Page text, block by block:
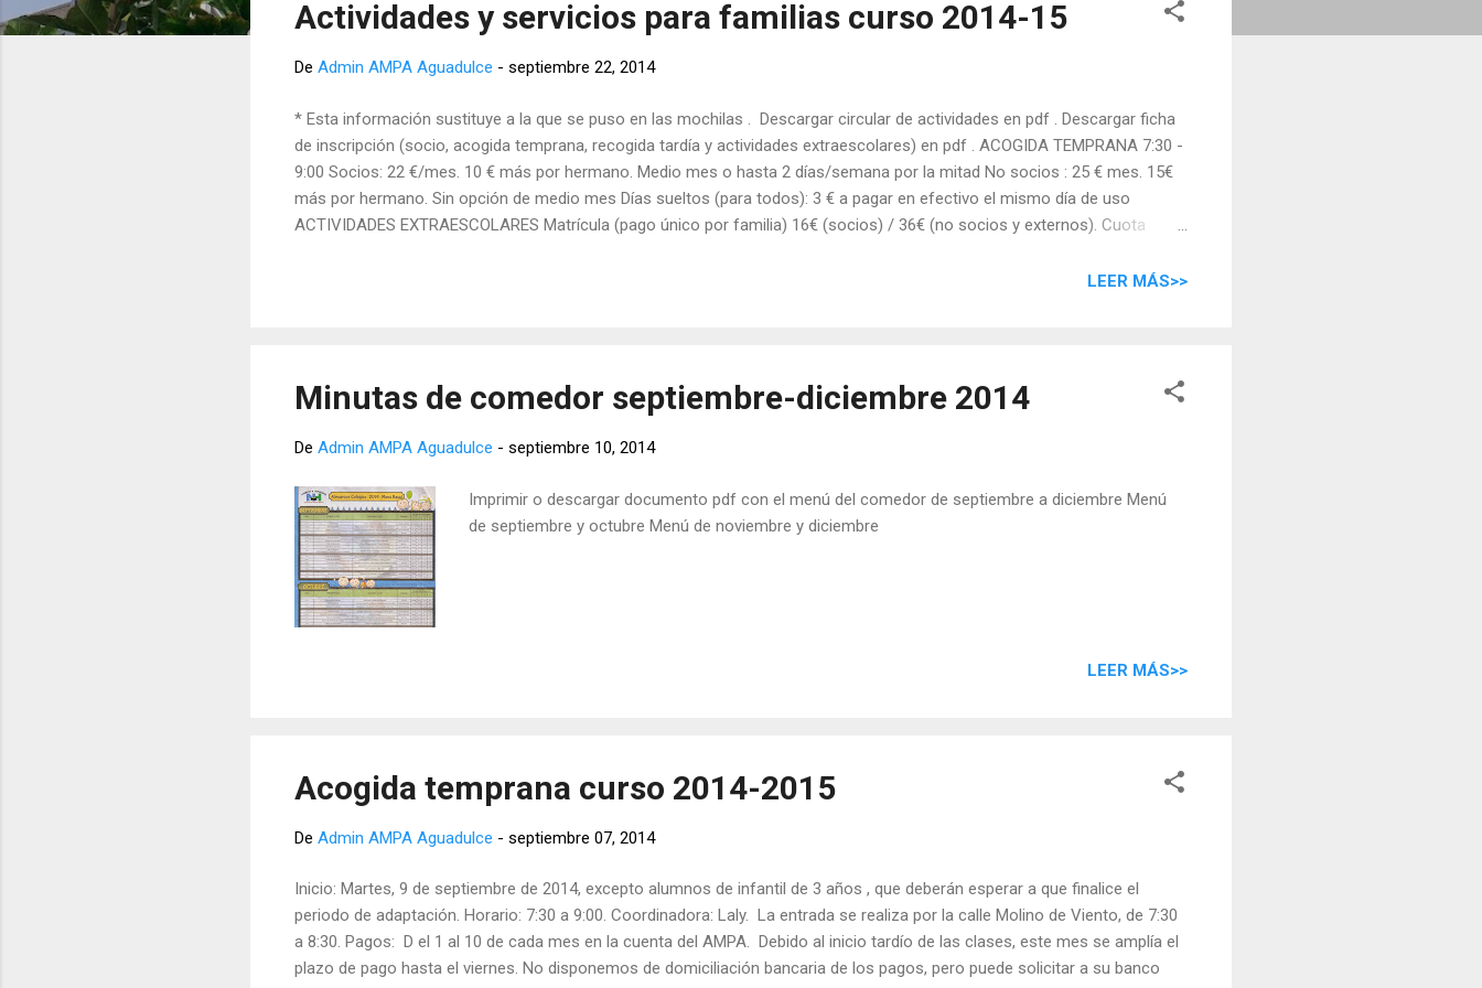
Actividades y servicios para familias curso 2014-15
De Admin AMPA Aguadulce - septiembre 22, 2014
* Esta información sustituye a la que se puso en las mochilas . Descargar circular de actividades en pdf . Descargar ficha
de inscripción (socio, acogida temprana, recogida tardía y actividades extraescolares) en pdf . ACOGIDA TEMPRANA 7:30 -
9:00 Socios: 22 €/mes. 10 € más por hermano. Medio mes o hasta 2 días/semana por la mitad No socios : 25 € mes. 15€
más por hermano. Sin opción de medio mes Días sueltos (para todos): 3 € a pagar en efectivo el mismo día de uso
ACTIVIDADES EXTRAESCOLARES Matrícula (pago único por familia) 16€ (socios) / 36€ (no socios y externos). Cuota
LEER MÁS>>
Minutas de comedor septiembre-diciembre 2014
De Admin AMPA Aguadulce - septiembre 10, 2014
Imprimir o descargar documento pdf con el menú del comedor de septiembre a diciembre Menú
de septiembre y octubre Menú de noviembre y diciembre
LEER MÁS>>
Acogida temprana curso 2014-2015
De Admin AMPA Aguadulce - septiembre 07, 2014
Inicio: Martes, 9 de septiembre de 2014, excepto alumnos de infantil de 3 años , que deberán esperar a que finalice el
periodo de adaptación. Horario: 7:30 a 9:00. Coordinadora: Laly. La entrada se realiza por la calle Molino de Viento, de 7:30
a 8:30. Pagos: D el 1 al 10 de cada mes en la cuenta del AMPA. Debido al inicio tardío de las clases, este mes se amplía el
plazo de pago hasta el viernes. No disponemos de domiciliación bancaria de los pagos, pero puede solicitar a su banco